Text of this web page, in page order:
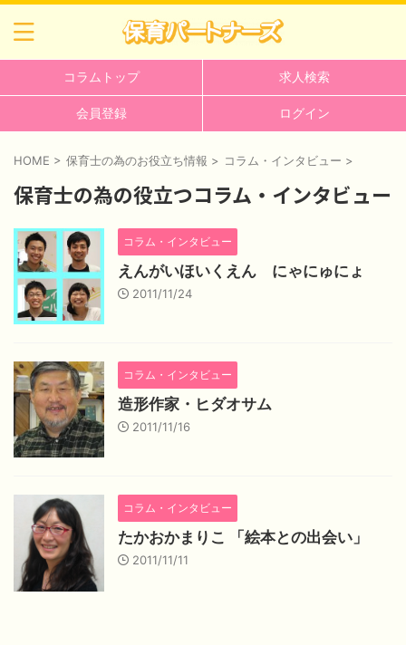
コラムトップ 求人検索
会員登録 ログイン
HOME > 保育士の為のお役立ち情報 > コラム・インタビュー >
保育士の為の役立つコラム・インタビュー
コラム・インタビュー
えんがいほいくえん にゃにゅにょ
2011/11/24
コラム・インタビュー
造形作家・ヒダオサム
2011/11/16
コラム・インタビュー
たかおかまりこ 「絵本との出会い」
2011/11/11